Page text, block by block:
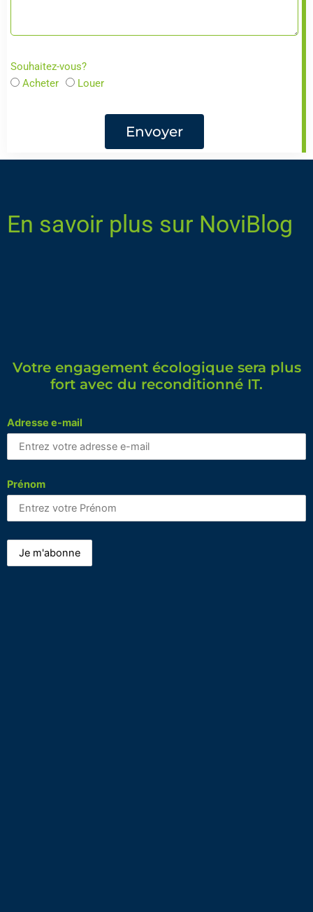
Souhaitez-vous?
Acheter
Louer
Envoyer
En savoir plus sur NoviBlog
Votre engagement écologique sera plus
fort avec du reconditionné IT.
Adresse e-mail
Prénom